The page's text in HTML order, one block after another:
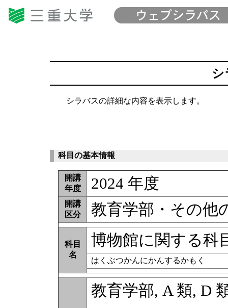
シ
シラバスの詳細な内容を表示します。
科目の基本情報
開講
年度
2024 年度
開講
区分
教育学部・その他
科目
名
博物館に関する科
はくぶつかんにかんするかもく
教育学部, A 類, D